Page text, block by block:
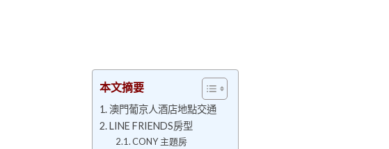
本文摘要
澳門葡京人酒店地點交通
LINE FRIENDS房型
CONY 主題房